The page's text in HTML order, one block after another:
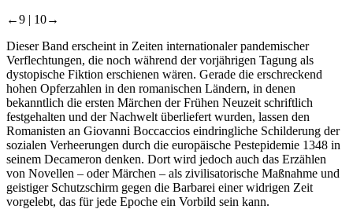
←9 | 10→
Dieser Band erscheint in Zeiten internationaler pandemischer
Verflechtungen, die noch während der vorjährigen Tagung als
dystopische Fiktion erschienen wären. Gerade die erschreckend
hohen Opferzahlen in den romanischen Ländern, in denen
bekanntlich die ersten Märchen der Frühen Neuzeit schriftlich
festgehalten und der Nachwelt überliefert wurden, lassen den
Romanisten an Giovanni Boccaccios eindringliche Schilderung der
sozialen Verheerungen durch die europäische Pestepidemie 1348 in
seinem Decameron denken. Dort wird jedoch auch das Erzählen
von Novellen – oder Märchen – als zivilisatorische Maßnahme und
geistiger Schutzschirm gegen die Barbarei einer widrigen Zeit
vorgelebt, das für jede Epoche ein Vorbild sein kann.